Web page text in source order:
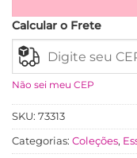
Calcular o Frete
Não sei meu CEP
SKU: 73313
Categorias: Coleções,